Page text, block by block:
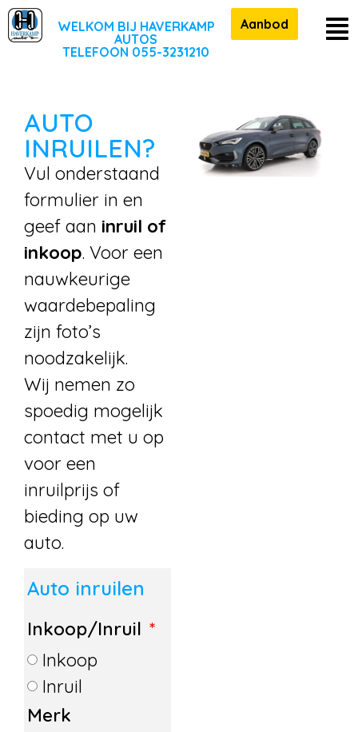
WELKOM BIJ HAVERKAMP
AUTOS
TELEFOON 055-3231210
Aanbod
AUTO
INRUILEN?
Vul onderstaand
formulier in en
geef aan inruil of
inkoop. Voor een
nauwkeurige
waardebepaling
zijn foto’s
noodzakelijk.
Wij nemen zo
spoedig mogelijk
contact met u op
voor een
inruilprijs of
bieding op uw
auto.
Auto inruilen
Inkoop/Inruil
Inkoop
Inruil
Merk